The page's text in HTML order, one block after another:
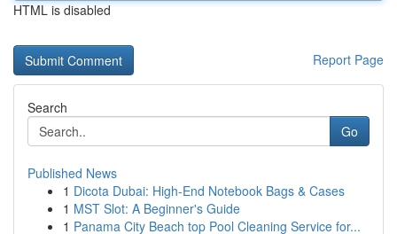
HTML is disabled
Report Page
Search
Go
Published News
1 Dicota Dubai: High-End Notebook Bags & Cases
1 MST Slot: A Beginner's Guide
1 Panama City Beach top Pool Cleaning Service for...